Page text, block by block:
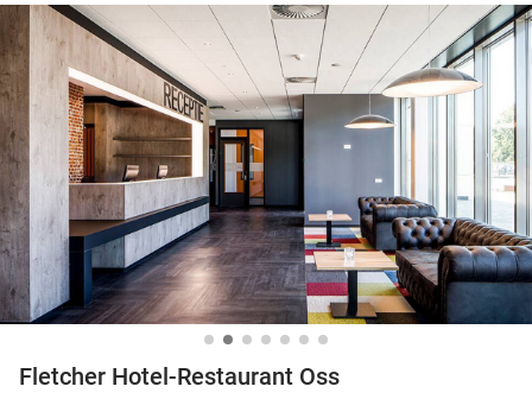
7 dagen per week beschikbaar
10+ miljoen leden
Fletcher Hotel-Restaurant Oss